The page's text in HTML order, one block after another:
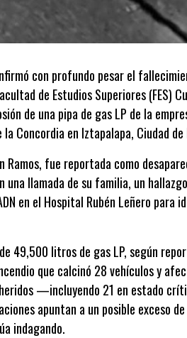
con profundo pesar el
de Estudios Superiores (FES)
de una pipa de gas LP de la
Concordia en Iztapalapa, Ciudad de
Ramos, fue reportada como
llamada de su familia, un
en el Hospital Rubén Leñero para
49,500 litros de gas LP, según
que calcinó 28 vehículos y
—incluyendo 21 en estado
apuntan a un posible exceso
indagando.